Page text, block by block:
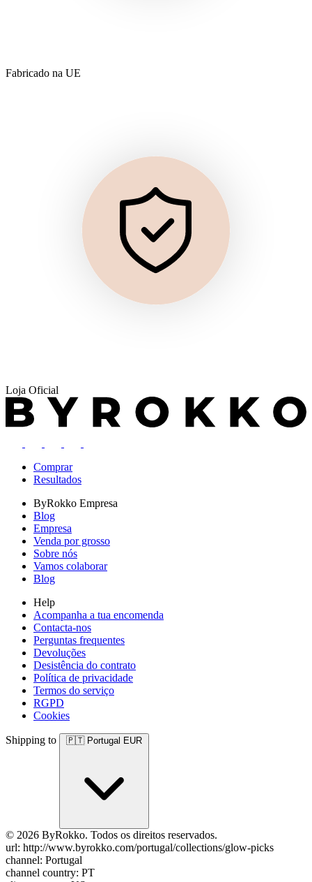
Fabricado na UE
Loja Oficial
Comprar
Resultados
ByRokko Empresa
Blog
Empresa
Venda por grosso
Sobre nós
Vamos colaborar
Blog
Help
Acompanha a tua encomenda
Contacta-nos
Perguntas frequentes
Devoluções
Desistência do contrato
Política de privacidade
Termos do serviço
RGPD
Cookies
Shipping to 🇵🇹 Portugal EUR
© 2026 ByRokko. Todos os direitos reservados.
url: http://www.byrokko.com/portugal/collections/glow-picks
channel: Portugal
channel country: PT